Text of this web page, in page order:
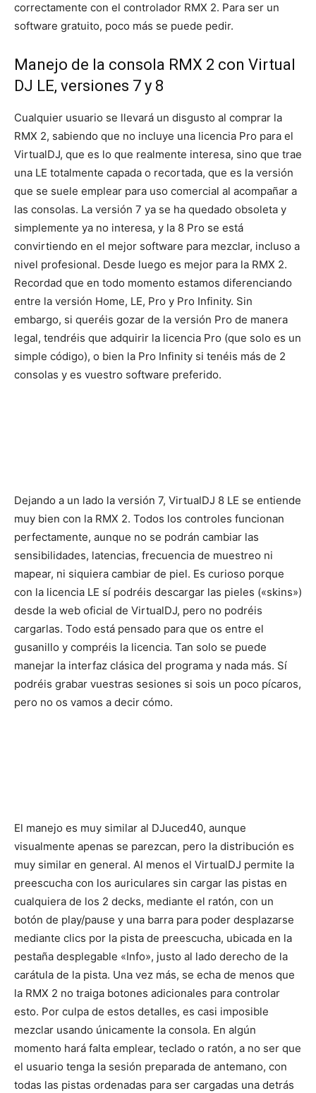
correctamente con el controlador RMX 2. Para ser un
software gratuito, poco más se puede pedir.
Manejo de la consola RMX 2 con Virtual
DJ LE, versiones 7 y 8
Cualquier usuario se llevará un disgusto al comprar la
RMX 2, sabiendo que no incluye una licencia Pro para el
VirtualDJ, que es lo que realmente interesa, sino que trae
una LE totalmente capada o recortada, que es la versión
que se suele emplear para uso comercial al acompañar a
las consolas. La versión 7 ya se ha quedado obsoleta y
simplemente ya no interesa, y la 8 Pro se está
convirtiendo en el mejor software para mezclar, incluso a
nivel profesional. Desde luego es mejor para la RMX 2.
Recordad que en todo momento estamos diferenciando
entre la versión Home, LE, Pro y Pro Infinity. Sin
embargo, si queréis gozar de la versión Pro de manera
legal, tendréis que adquirir la licencia Pro (que solo es un
simple código), o bien la Pro Infinity si tenéis más de 2
consolas y es vuestro software preferido.
Dejando a un lado la versión 7, VirtualDJ 8 LE se entiende
muy bien con la RMX 2. Todos los controles funcionan
perfectamente, aunque no se podrán cambiar las
sensibilidades, latencias, frecuencia de muestreo ni
mapear, ni siquiera cambiar de piel. Es curioso porque
con la licencia LE sí podréis descargar las pieles («skins»)
desde la web oficial de VirtualDJ, pero no podréis
cargarlas. Todo está pensado para que os entre el
gusanillo y compréis la licencia. Tan solo se puede
manejar la interfaz clásica del programa y nada más. Sí
podréis grabar vuestras sesiones si sois un poco pícaros,
pero no os vamos a decir cómo.
El manejo es muy similar al DJuced40, aunque
visualmente apenas se parezcan, pero la distribución es
muy similar en general. Al menos el VirtualDJ permite la
preescucha con los auriculares sin cargar las pistas en
cualquiera de los 2 decks, mediante el ratón, con un
botón de play/pause y una barra para poder desplazarse
mediante clics por la pista de preescucha, ubicada en la
pestaña desplegable «Info», justo al lado derecho de la
carátula de la pista. Una vez más, se echa de menos que
la RMX 2 no traiga botones adicionales para controlar
esto. Por culpa de estos detalles, es casi imposible
mezclar usando únicamente la consola. En algún
momento hará falta emplear, teclado o ratón, a no ser que
el usuario tenga la sesión preparada de antemano, con
todas las pistas ordenadas para ser cargadas una detrás